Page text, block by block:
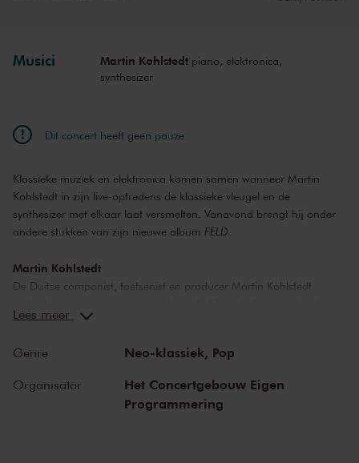
Musici Martin Kohlstedtpiano, elektronica,
synthesizer
Dit concert heeft geen pauze
Klassieke muziek en elektronica komen samen wanneer Martin
Kohlstedt in zijn live-optredens de klassieke vleugel en de
synthesizer met elkaar laat versmelten. Vanavond brengt hij onder
andere stukken van zijn nieuwe album FELD
Martin Kohlstedt
De Duitse componist, toetsenist en producer Martin Kohlstedt
albums:Tag(uit 2012) en
de klassieke vleugel, synthesizers en electronica met elkaar laat
traditie van componisten als Nils Frahm en Ólafur Arnalds. Maart
2023 verschijnt zijn nieuwe albumFELD,waarop Martin Kohlstedt
Lees meer
Genre Neo-klassiek, Pop
Organisator
Het Concertgebouw Eigen
Programmering